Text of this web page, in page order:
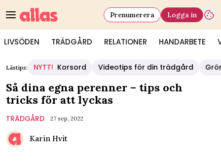
LIVSÖDEN TRÄDGÅRD RELATIONER HANDARBETE
Prenumerera Logga in
Lästips: NYTT! Korsord Videotips för din trädgård
Så dina egna perenner – tips och
tricks för att lyckas
TRÄDGÅRD 27 sep, 2022
Karin Hvit